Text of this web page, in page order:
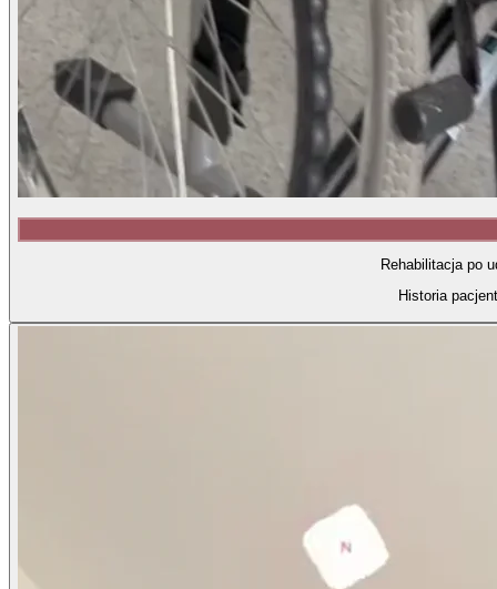
Rehabilitacja po
Historia